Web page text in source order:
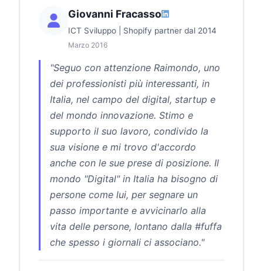
Giovanni Fracasso
ICT Sviluppo | Shopify partner dal 2014
Marzo 2016
"Seguo con attenzione Raimondo, uno
dei professionisti più interessanti, in
Italia, nel campo del digital, startup e
del mondo innovazione. Stimo e
supporto il suo lavoro, condivido la
sua visione e mi trovo d'accordo
anche con le sue prese di posizione. Il
mondo "Digital" in Italia ha bisogno di
persone come lui, per segnare un
passo importante e avvicinarlo alla
vita delle persone, lontano dalla #fuffa
che spesso i giornali ci associano."